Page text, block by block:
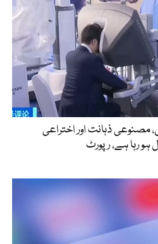
مصنوعی ذہانت اور اختراعی
ہو رہا ہے، رپورٹ